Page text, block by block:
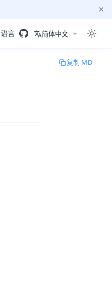
语言 简体中文
×
复制 MD